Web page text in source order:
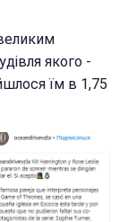
якого -
їм в 1,75